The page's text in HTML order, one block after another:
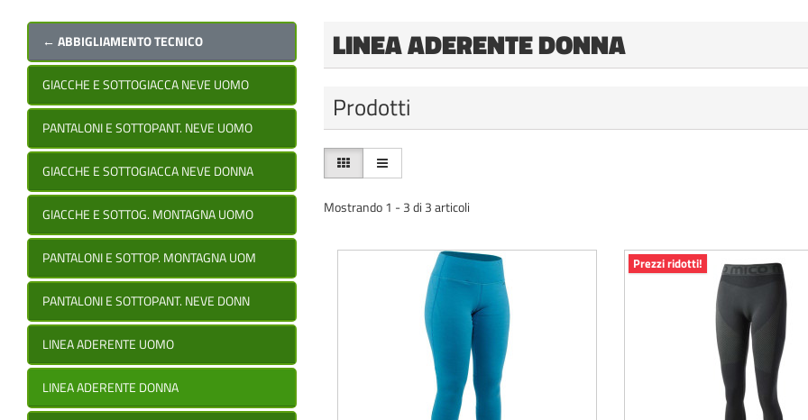
← ABBIGLIAMENTO TECNICO
GIACCHE E SOTTOGIACCA NEVE UOMO
PANTALONI E SOTTOPANT. NEVE UOMO
GIACCHE E SOTTOGIACCA NEVE DONNA
GIACCHE E SOTTOG. MONTAGNA UOMO
PANTALONI E SOTTOP. MONTAGNA UOM
PANTALONI E SOTTOPANT. NEVE DONN
LINEA ADERENTE UOMO
LINEA ADERENTE DONNA
LINEA ADERENTE DONNA
Prodotti
Mostrando 1 - 3 di 3 articoli
Prezzi ridotti!